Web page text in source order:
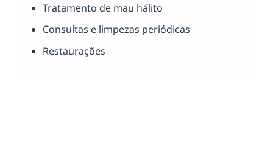
Tratamento de mau hálito
Consultas e limpezas periódicas
Restaurações